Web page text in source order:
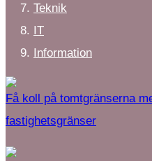
Teknik
IT
Information
Få koll på tomtgränserna
fastighetsgränser